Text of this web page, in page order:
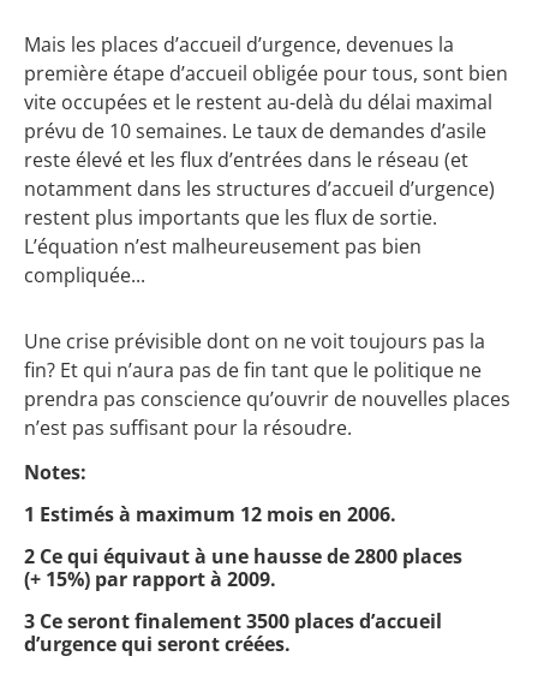
Mais les places d’accueil d’urgence, devenues la
première étape d’accueil obligée pour tous, sont bien
vite occupées et le restent au-delà du délai maximal
prévu de 10 semaines. Le taux de demandes d’asile
reste élevé et les flux d’entrées dans le réseau (et
notamment dans les structures d’accueil d’urgence)
restent plus importants que les flux de sortie.
L’équation n’est malheureusement pas bien
compliquée...
Une crise prévisible dont on ne voit toujours pas la
fin? Et qui n’aura pas de fin tant que le politique ne
prendra pas conscience qu’ouvrir de nouvelles places
n’est pas suffisant pour la résoudre.
Notes:
1 Estimés à maximum 12 mois en 2006.
2 Ce qui équivaut à une hausse de 2800 places
(+ 15%) par rapport à 2009.
3 Ce seront finalement 3500 places d’accueil
d’urgence qui seront créées.